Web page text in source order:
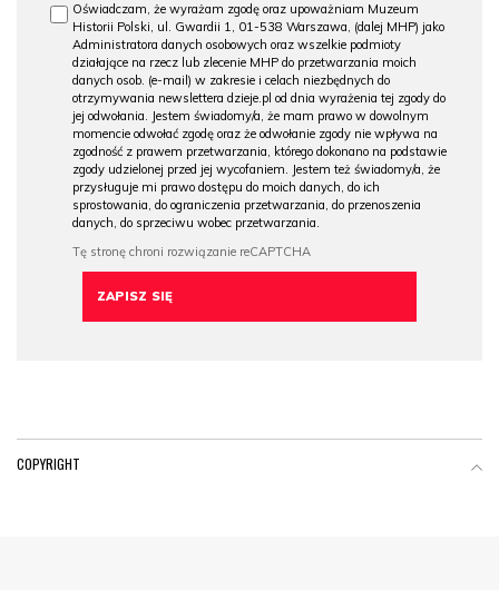
Oświadczam, że wyrażam zgodę oraz upoważniam Muzeum
Historii Polski, ul. Gwardii 1, 01-538 Warszawa, (dalej MHP) jako
Administratora danych osobowych oraz wszelkie podmioty
działające na rzecz lub zlecenie MHP do przetwarzania moich
danych osob. (e-mail) w zakresie i celach niezbędnych do
otrzymywania newslettera dzieje.pl od dnia wyrażenia tej zgody do
jej odwołania. Jestem świadomy/a, że mam prawo w dowolnym
momencie odwołać zgodę oraz że odwołanie zgody nie wpływa na
zgodność z prawem przetwarzania, którego dokonano na podstawie
zgody udzielonej przed jej wycofaniem. Jestem też świadomy/a, że
przysługuje mi prawo dostępu do moich danych, do ich
sprostowania, do ograniczenia przetwarzania, do przenoszenia
danych, do sprzeciwu wobec przetwarzania.
COPYRIGHT